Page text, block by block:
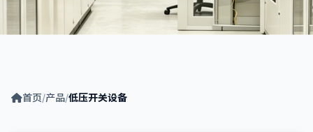
首页/产品/低压开关设备